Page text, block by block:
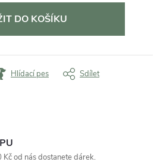
DO KOŠÍKU
Hlídací pes Sdílet
od nás dostanete dárek.